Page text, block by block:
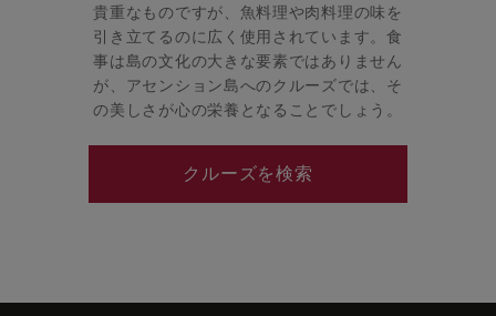
貴重なものですが、魚料理や肉料理の味を
引き立てるのに広く使用されています。食
事は島の文化の大きな要素ではありません
が、アセンション島へのクルーズでは、そ
の美しさが心の栄養となることでしょう。
クルーズを検索